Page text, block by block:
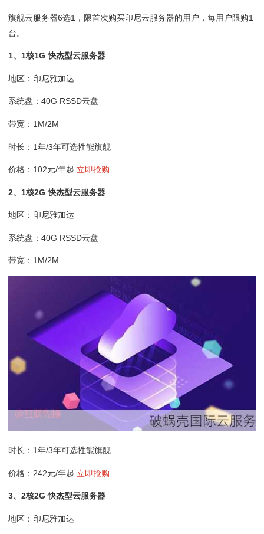
旗舰云服务器6选1，限首次购买印尼云服务器的用户，每用户限购1
台。
1、1核1G 快杰型云服务器
地区：印尼雅加达
系统盘：40G RSSD云盘
带宽：1M/2M
时长：1年/3年可选性能旗舰
价格：102元/年起 立即抢购
2、1核2G 快杰型云服务器
地区：印尼雅加达
系统盘：40G RSSD云盘
带宽：1M/2M
时长：1年/3年可选性能旗舰
价格：242元/年起 立即抢购
3、2核2G 快杰型云服务器
地区：印尼雅加达